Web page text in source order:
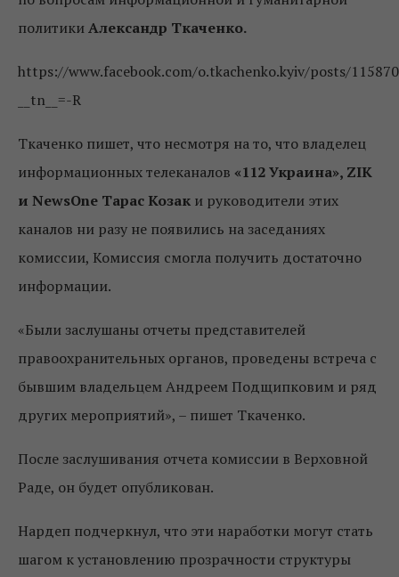
политикиАлександр Ткаченко.
https://www.facebook.com/o.tkachenko.kyiv/posts/
__tn__=-R
Ткаченко пишет, что несмотря на то, что владелец
информационных телеканалов «112 Украина», ZIK
и NewsOne Тарас Козак и руководители этих
каналов ни разу не появились на заседаниях
комиссии, Комиссия смогла получить достаточно
информации.
«Были заслушаны отчеты представителей
правоохранительных органов, проведены встреча с
бывшим владельцем Андреем Подщипковим и ряд
других мероприятий», – пишет Ткаченко.
После заслушивания отчета комиссии в Верховной
Раде, он будет опубликован.
Нардеп подчеркнул, что эти наработки могут стать
шагом к установлению прозрачности структуры